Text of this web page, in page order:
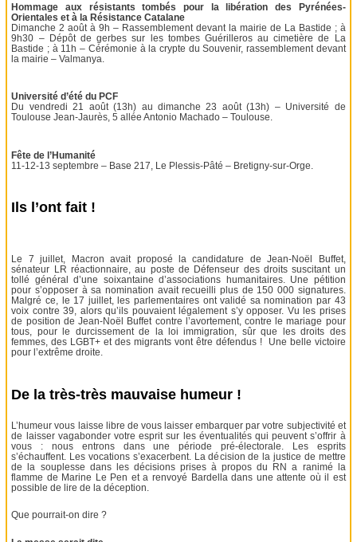
Hommage aux résistants tombés pour la libération des Pyrénées-
Orientales et à la Résistance Catalane
Dimanche 2 août à 9h – Rassemblement devant la mairie de La Bastide ; à
9h30 – Dépôt de gerbes sur les tombes Guérilleros au cimetière de La
Bastide ; à 11h – Cérémonie à la crypte du Souvenir, rassemblement devant
la mairie – Valmanya.
Université d’été du PCF
Du vendredi 21 août (13h) au dimanche 23 août (13h) – Université de
Toulouse Jean-Jaurès, 5 allée Antonio Machado – Toulouse.
Fête de l’Humanité
11-12-13 septembre – Base 217, Le Plessis-Pâté – Bretigny-sur-Orge.
Ils l’ont fait !
Le 7 juillet, Macron avait proposé la candidature de Jean-Noël Buffet,
sénateur LR réactionnaire, au poste de Défenseur des droits suscitant un
tollé général d’une soixantaine d’associations humanitaires. Une pétition
pour s’opposer à sa nomination avait recueilli plus de 150 000 signatures.
Malgré ce, le 17 juillet, les parlementaires ont validé sa nomination par 43
voix contre 39, alors qu’ils pouvaient légalement s’y opposer. Vu les prises
de position de Jean-Noël Buffet contre l’avortement, contre le mariage pour
tous, pour le durcissement de la loi immigration, sûr que les droits des
femmes, des LGBT+ et des migrants vont être défendus ! Une belle victoire
pour l’extrême droite.
De la très-très mauvaise humeur !
L’humeur vous laisse libre de vous laisser embarquer par votre subjectivité et
de laisser vagabonder votre esprit sur les éventualités qui peuvent s’offrir à
vous : nous entrons dans une période pré-électorale. Les esprits
s’échauffent. Les vocations s’exacerbent. La décision de la justice de mettre
de la souplesse dans les décisions prises à propos du RN a ranimé la
flamme de Marine Le Pen et a renvoyé Bardella dans une attente où il est
possible de lire de la déception.
Que pourrait-on dire ?